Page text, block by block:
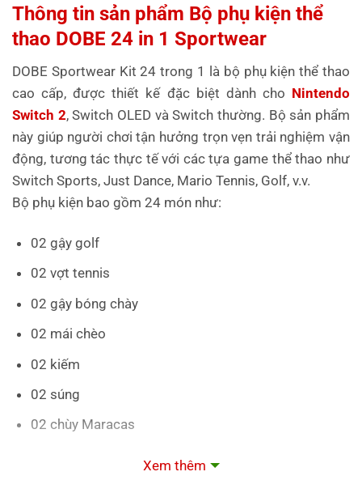
Thông tin sản phẩm Bộ phụ kiện thể
thao DOBE 24 in 1 Sportwear
DOBE Sportwear Kit 24 trong 1 là bộ phụ kiện thể thao
cao cấp, được thiết kế đặc biệt dành cho Nintendo
Switch 2, Switch OLED và Switch thường. Bộ sản phẩm
này giúp người chơi tận hưởng trọn vẹn trải nghiệm vận
động, tương tác thực tế với các tựa game thể thao như
Switch Sports, Just Dance, Mario Tennis, Golf, v.v.
Bộ phụ kiện bao gồm 24 món như:
02 gậy golf
02 vợt tennis
02 gậy bóng chày
02 mái chèo
02 kiếm
02 súng
02 chùy Maracas
Xem thêm